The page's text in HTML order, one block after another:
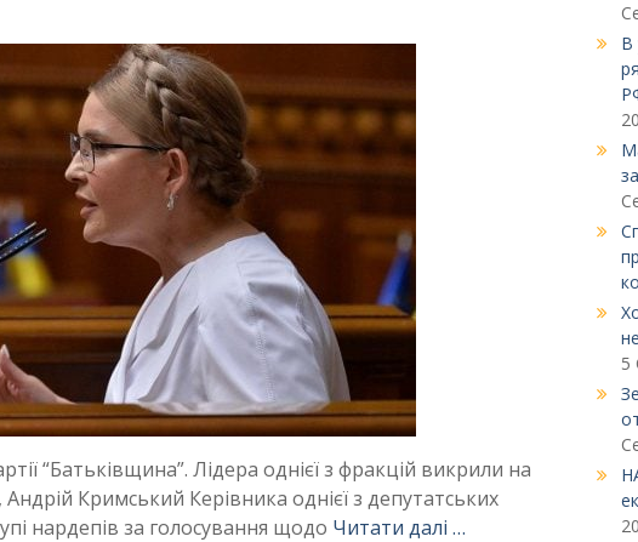
“Батьківщина”. Лідера однієї з фракцій викрили на
Кримський Керівника однієї з депутатських
нардепів за голосування щодо Читати далі …
В
5